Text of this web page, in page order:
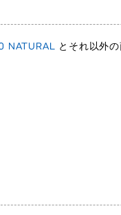
NATURAL とそれ以外